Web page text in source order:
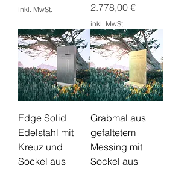
inkl. MwSt.
Preis
2.778,00 €
inkl. MwSt.
Edge Solid
Edelstahl mit
Kreuz und
Sockel aus
Grabmal aus
gefaltetem
Messing mit
Sockel aus